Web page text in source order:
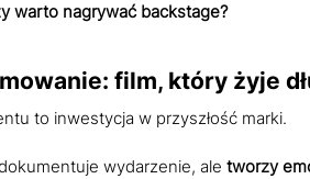
warto nagrywać backstage?
film, który żyje
to inwestycja w przyszłość marki.
wydarzenie, ale tworzy